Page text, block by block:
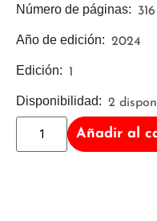
Añadir al
Disponibilidad: 2
Edición: 1
Año de edición: 2024
Número de páginas: 316